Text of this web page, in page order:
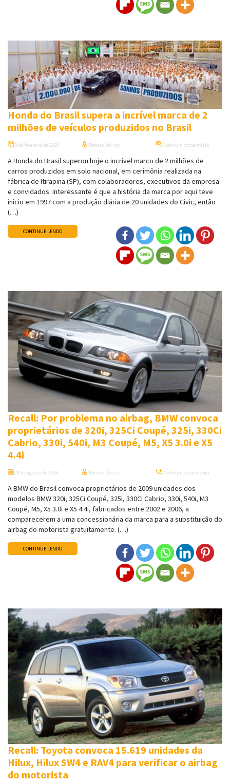
Honda do Brasil supera a incrível marca de 2
milhões de veículos produzidos no Brasil
3 de fevereiro de 2020 Renato Parizzi Nenhum comentário
A Honda do Brasil superou hoje o incrível marco de 2 milhões de
carros produzidos em solo nacional, em cerimônia realizada na
fábrica de Itirapina (SP), com colaboradores, executivos da empresa
e convidados. Interessante é que a história da marca por aqui teve
início em 1997 com a produção diária de 20 unidades do Civic, então
(…)
CONTINUE LENDO
Recall: Por problema no airbag, BMW convoca
proprietários de 320i, 325Ci Coupé, 325i, 330Ci
Cabrio, 330i, 540i, M3 Coupé, M5, X5 3.0i e X5
4.4i
28 de agosto de 2016 Renato Parizzi Nenhum comentário
A BMW do Brasil convoca proprietários de 2009 unidades dos
modelos BMW 320i, 325Ci Coupé, 325i, 330Ci Cabrio, 330i, 540i, M3
Coupé, M5, X5 3.0i e X5 4.4i, fabricados entre 2002 e 2006, a
comparecerem a uma concessionária da marca para a substituição do
airbag do motorista gratuitamente. (…)
CONTINUE LENDO
Recall: Toyota convoca 15.619 unidades da
Hilux, Hilux SW4 e RAV4 para verificar o airbag
do motorista